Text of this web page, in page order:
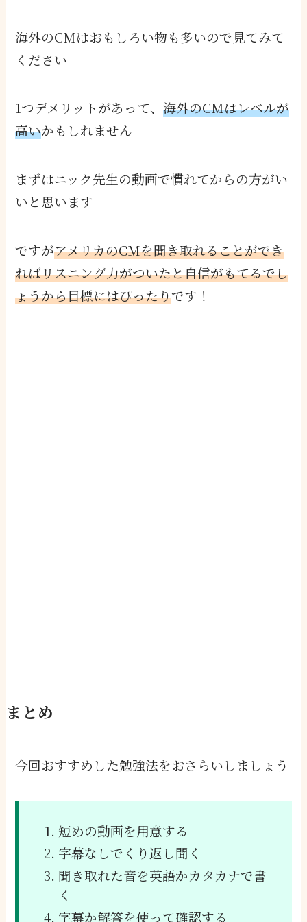
海外のCMはおもしろい物も多いので見てみて
ください
1つデメリットがあって、海外のCMはレベルが
高いかもしれません
まずはニック先生の動画で慣れてからの方がい
いと思います
ですがアメリカのCMを聞き取れることができ
ればリスニング力がついたと自信がもてるでし
ょうから目標にはぴったりです！
まとめ
今回おすすめした勉強法をおさらいしましょう
短めの動画を用意する
字幕なしでくり返し聞く
聞き取れた音を英語かカタカナで書
く
字幕か解答を使って確認する